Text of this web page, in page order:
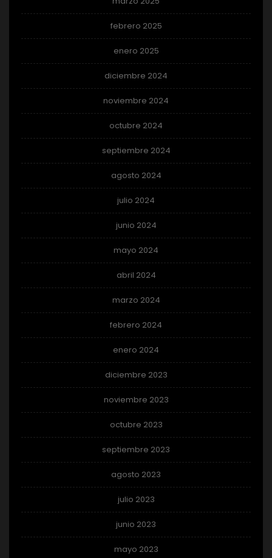
febrero 2025
enero 2025
diciembre 2024
noviembre 2024
octubre 2024
septiembre 2024
agosto 2024
julio 2024
junio 2024
mayo 2024
abril 2024
marzo 2024
febrero 2024
enero 2024
diciembre 2023
noviembre 2023
octubre 2023
septiembre 2023
agosto 2023
julio 2023
junio 2023
mayo 2023